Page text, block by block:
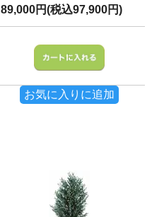
89,000円(税込97,900円)
お気に入りに追加